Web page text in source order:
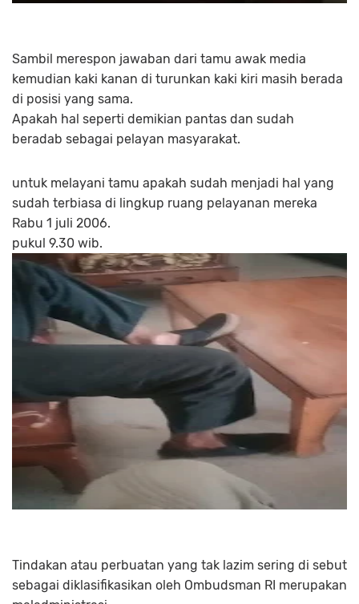
Sambil merespon jawaban dari tamu awak media
kemudian kaki kanan di turunkan kaki kiri masih berada
di posisi yang sama.
Apakah hal seperti demikian pantas dan sudah
beradab sebagai pelayan masyarakat.
untuk melayani tamu apakah sudah menjadi hal yang
sudah terbiasa di lingkup ruang pelayanan mereka
Rabu 1 juli 2006.
pukul 9.30 wib.
Tindakan atau perbuatan yang tak lazim sering di sebut
sebagai diklasifikasikan oleh Ombudsman RI merupakan